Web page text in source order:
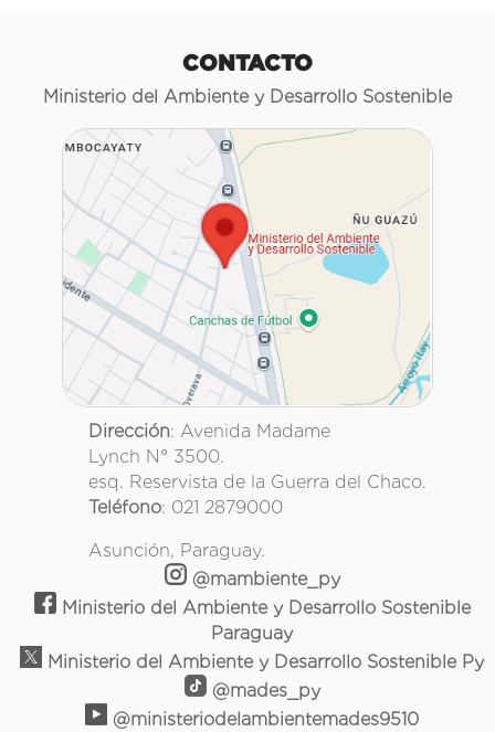
CONTACTO
Ministerio del Ambiente y Desarrollo Sostenible
Dirección: Avenida Madame
Lynch N° 3500.
esq. Reservista de la Guerra del Chaco.
Teléfono: 021 2879000
Asunción, Paraguay.
@mambiente_py
Ministerio del Ambiente y Desarrollo Sostenible
Paraguay
Ministerio del Ambiente y Desarrollo Sostenible Py
@mades_py
@ministeriodelambientemades9510